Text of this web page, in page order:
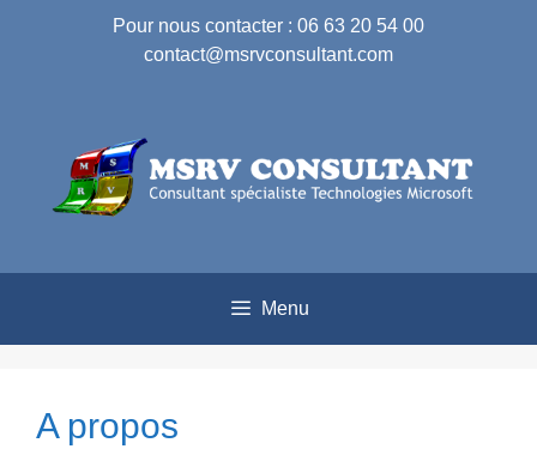
Pour nous contacter : 06 63 20 54 00
contact@msrvconsultant.com
Menu
A propos